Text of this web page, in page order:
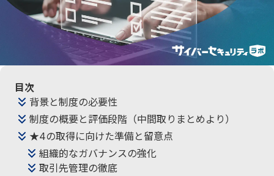
目次
背景と制度の必要性
制度の概要と評価段階（中間取りまとめより）
★4の取得に向けた準備と留意点
組織的なガバナンスの強化
取引先管理の徹底